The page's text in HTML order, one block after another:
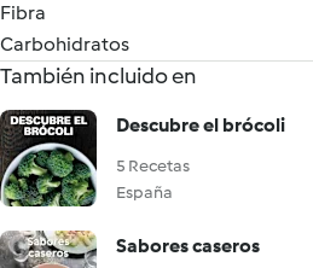
Fibra
Carbohidratos
También incluido en
Descubre el brócoli
5 Recetas
España
Sabores caseros